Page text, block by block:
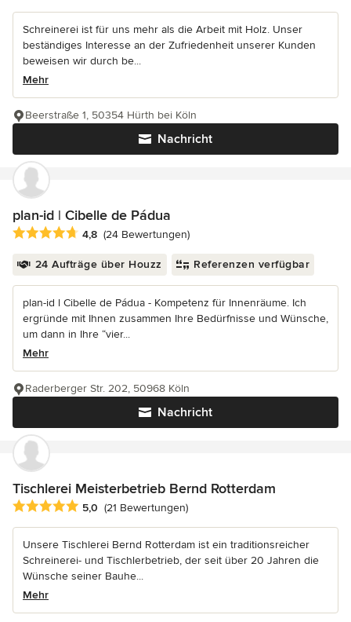
Schreinerei ist für uns mehr als die Arbeit mit Holz. Unser
beständiges Interesse an der Zufriedenheit unserer Kunden
beweisen wir durch be...
Mehr
Nachricht
Beerstraße 1, 50354 Hürth bei Köln
plan-id | Cibelle de Pádua
Durchschnittliche Bewertung: 4.8 von 5 Sternen
4,8 (24 Bewertungen)
24 Aufträge über Houzz Referenzen verfügbar
plan-id l Cibelle de Pádua - Kompetenz für Innenräume. Ich
ergründe mit Ihnen zusammen Ihre Bedürfnisse und Wünsche,
um dann in Ihre “vier...
Mehr
Nachricht
Raderberger Str. 202, 50968 Köln
Tischlerei Meisterbetrieb Bernd Rotterdam
Durchschnittliche Bewertung: 5 von 5 Sternen
5,0 (21 Bewertungen)
Unsere Tischlerei Bernd Rotterdam ist ein traditionsreicher
Schreinerei- und Tischlerbetrieb, der seit über 20 Jahren die
Wünsche seiner Bauhe...
Mehr